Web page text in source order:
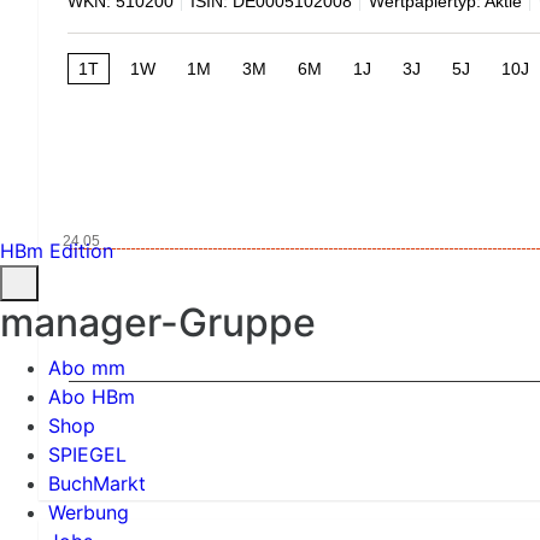
1T 1W 1M 3M 6M 1J 3J 5J 10J
24,05
HBm Edition
manager-Gruppe
Abo mm
Abo HBm
Shop
SPIEGEL
BuchMarkt
Werbung